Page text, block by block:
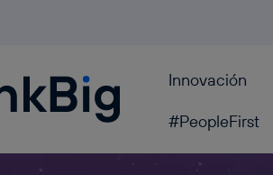
Innovación
#PeopleFirst